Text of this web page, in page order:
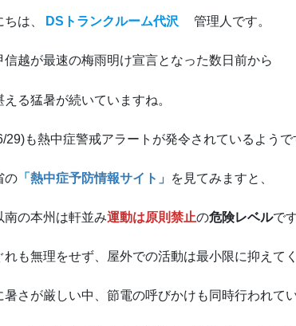
は、 DSトランクルーム代沢 管理人です。
信越が最速の梅雨明け宣言となった数日前から
える猛暑が続いていますね。
29)も熱中症警戒アラートが発令されているようで
の 「 熱中症予防情報サイト」 を見てみますと、
南の本州は軒並み運動は原則禁止の危険レベルで
れも無理をせず、屋外での活動は最小限に抑えて
暑さが厳しい中、節電の呼びかけも同時行われてい